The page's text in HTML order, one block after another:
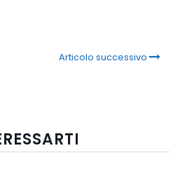
Articolo successivo